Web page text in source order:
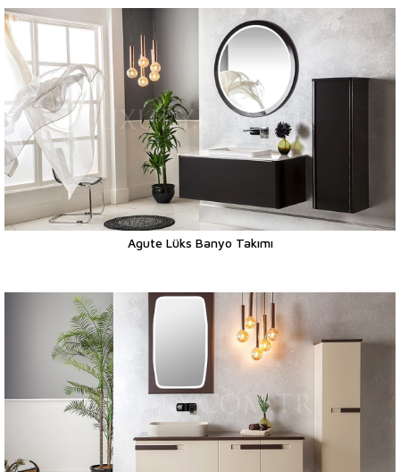
Agute Lüks Banyo Takımı